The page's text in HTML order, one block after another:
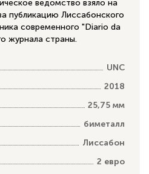
ведомство взяло на
публикацию Лиссабонского
современного "Diario da
журнала страны.
UNC
2018
25,75 мм
биметалл
Лиссабон
2 евро